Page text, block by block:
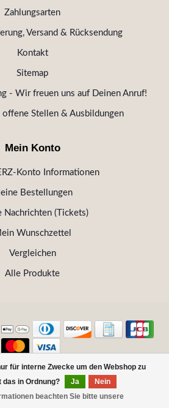
für interne Zwecke um den Webshop zu
in Ordnung?
Ja
Nein
beachten Sie bitte unsere
Zahlungsarten
Versand & Rücksendung
Kontakt
Sitemap
- Wir freuen uns auf Deinen Anruf!
offene Stellen & Ausbildungen
Mein Konto
Konto Informationen
Bestellungen
Nachrichten (Tickets)
Wunschzettel
Vergleichen
Alle Produkte
Kitzbühel - Die VINOTHEK in
Kitzbühel